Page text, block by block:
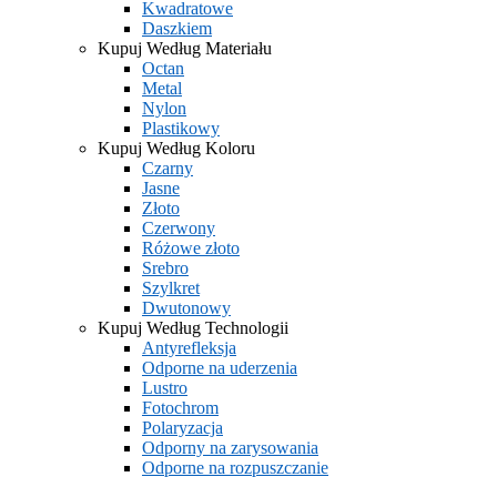
Kwadratowe
Daszkiem
Kupuj Według Materiału
Octan
Metal
Nylon
Plastikowy
Kupuj Według Koloru
Czarny
Jasne
Złoto
Czerwony
Różowe złoto
Srebro
Szylkret
Dwutonowy
Kupuj Według Technologii
Antyrefleksja
Odporne na uderzenia
Lustro
Fotochrom
Polaryzacja
Odporny na zarysowania
Odporne na rozpuszczanie